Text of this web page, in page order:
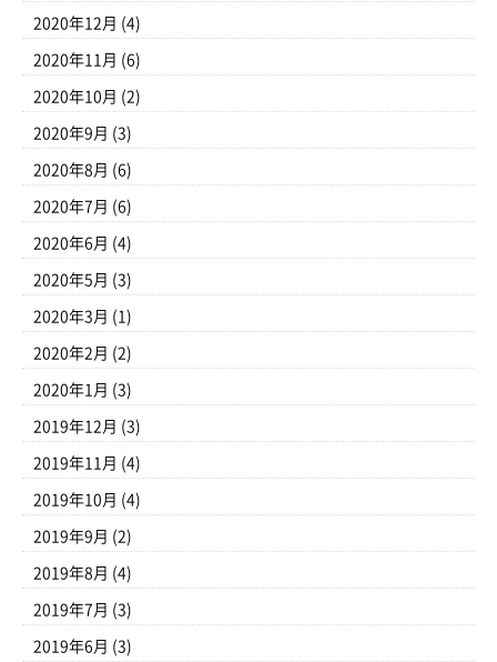
2020年12月 (4)
2020年11月 (6)
2020年10月 (2)
2020年9月 (3)
2020年8月 (6)
2020年7月 (6)
2020年6月 (4)
2020年5月 (3)
2020年3月 (1)
2020年2月 (2)
2020年1月 (3)
2019年12月 (3)
2019年11月 (4)
2019年10月 (4)
2019年9月 (2)
2019年8月 (4)
2019年7月 (3)
2019年6月 (3)